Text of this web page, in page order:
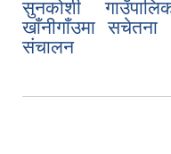
सुनकोशी
खाँनीगाँउमा सचेतना
संचालन